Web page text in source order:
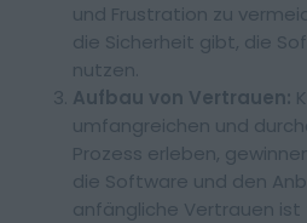
und Frustration zu
die Sicherheit gibt, die
nutzen.
Aufbau von Vertrauen:
umfangreichen und
Prozess erleben,
die Software und den
anfängliche Vertrauen